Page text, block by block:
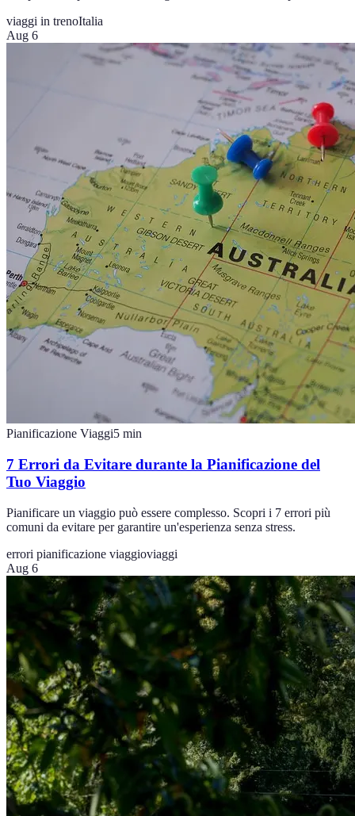
viaggi in trenoItalia
Aug 6
Pianificazione Viaggi5 min
7 Errori da Evitare durante la Pianificazione del
Tuo Viaggio
Pianificare un viaggio può essere complesso. Scopri i 7 errori più
comuni da evitare per garantire un'esperienza senza stress.
errori pianificazione viaggioviaggi
Aug 6